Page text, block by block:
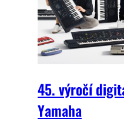
45. výročí
Yamaha